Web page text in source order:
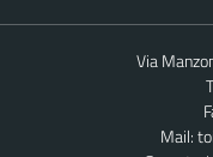
Via
Mail: